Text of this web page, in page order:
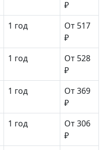
₽
1 год
От 517
₽
1 год
От 528
₽
1 год
От 369
₽
1 год
От 306
₽